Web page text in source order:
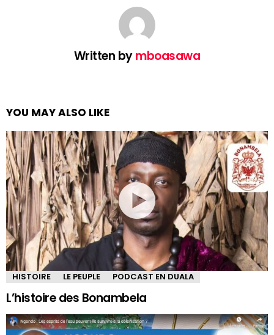
Written bymboasawa
YOU MAY ALSO LIKE
HISTOIRE LE PEUPLE PODCAST EN DUALA
L’histoire des Bonambela